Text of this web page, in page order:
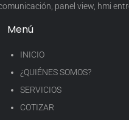
panel view, hmi
Menú
INICIO
¿QUIÉNES SOMOS?
SERVICIOS
COTIZAR